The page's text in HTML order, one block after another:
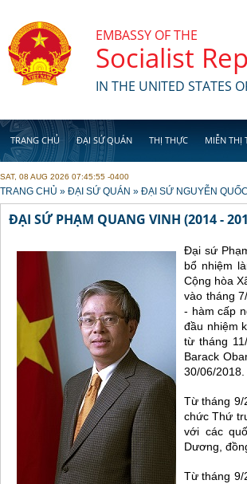
EMBASSY OF THE
Socialist
IN THE UNITED STATES
TRANG CHỦ ĐẠI SỨ QUÁN THỊ THỰC MIỄN THỊ
SAT, 08 AUG 2026 07:45:55 -0400
YOU ARE HERE
TRANG CHỦ » ĐẠI SỨ QUÁN » ĐẠI SỨ NGUYỄN
ĐẠI SỨ PHẠM QUANG VINH (2014 -
Đại sứ
bổ nhiệm
Cộng hòa
vào tháng
- hàm cấp
đầu nhiệm
từ tháng
Barack
30/06/2018.
Từ tháng 9/
chức Thứ
với các
Dương,
Từ tháng 9/